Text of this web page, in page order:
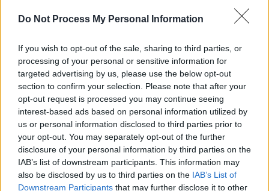
Do Not Process My Personal Information
If you wish to opt-out of the sale, sharing to third parties, or
processing of your personal or sensitive information for
targeted advertising by us, please use the below opt-out
section to confirm your selection. Please note that after your
opt-out request is processed you may continue seeing
interest-based ads based on personal information utilized by
us or personal information disclosed to third parties prior to
your opt-out. You may separately opt-out of the further
disclosure of your personal information by third parties on the
IAB’s list of downstream participants. This information may
also be disclosed by us to third parties on the IAB’s List of
Downstream Participants that may further disclose it to other
ΟΠέτρος Φιλιππίδης κρίθηκε ομόφωνα
ένοχοςγια απόπειρα βιασμού σε βάρος
γυναίκας συναδέλφου το 2010, μέσα στο
καμαρίνι του θεάτρου όπου εργαζόταν τότε,
και για απόπειρα βιασμού το 2014 μέσα στο
αυτοκίνητό του, σε βάρος άλλης ηθοποιού. Ο
Ανδρέας Βγενόπουλος,δικηγόρος άλλης
καταγγέλλουσας, σημείωσε πως πλέονη
Δικαιοσύνη αναγνωρίζει ότι καμία μορφή